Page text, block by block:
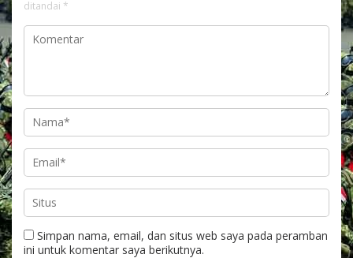
ditandai *
Simpan nama, email, dan situs web saya pada peramban
ini untuk komentar saya berikutnya.